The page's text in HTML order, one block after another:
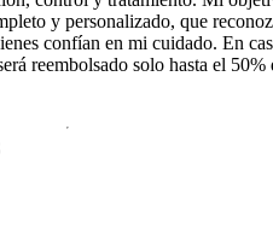
y personalizado, que
confían en mi cuidado. En
reembolsado solo hasta el 50%